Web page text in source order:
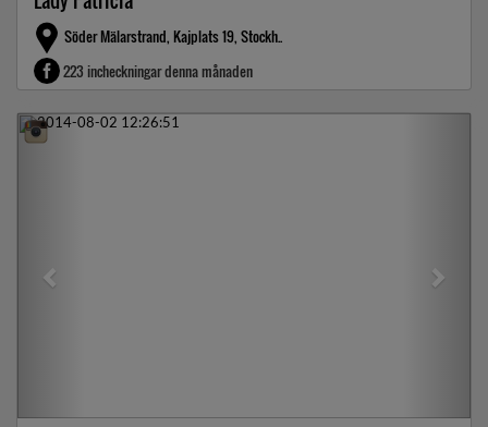
Söder Mälarstrand, Kajplats 19, Stockh..
223 incheckningar denna månaden
Previous